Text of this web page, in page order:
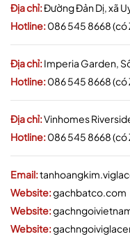
Địa chỉ:Đường Đản Dị, xã
Hotline:086 545 8668
Địa chỉ:Imperia Garden,
Hotline:086 545 8668
Địa chỉ:Vinhomes
Hotline:086 545 8668
Email:
Website:gachbatco.com
Website:
Website: